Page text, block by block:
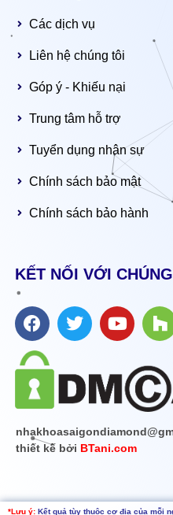
Các dịch vụ
Liên hệ chúng tôi
Góp ý - Khiếu nại
Trung tâm hỗ trợ
Tuyển dụng nhân sự
Chính sách bảo mật
Chính sách bảo hành
KẾT NỐI VỚI
thiết kế bởi BTani.com
*Lưu ý: Kết quả tùy thuộc cơ địa của mỗi